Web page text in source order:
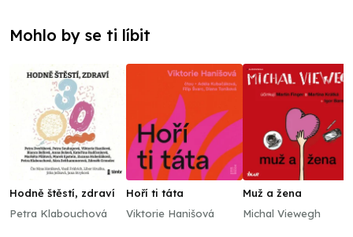
Mohlo by se ti líbit
Hodně štěstí, zdraví
Petra Klabouchová
Hoří ti táta
Viktorie Hanišová
Muž a žena
Michal Viewegh